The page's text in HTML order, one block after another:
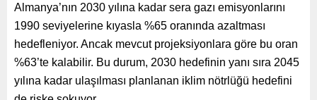
Almanya’nın 2030 yılına kadar sera gazı emisyonlarını
1990 seviyelerine kıyasla %65 oranında azaltması
hedefleniyor. Ancak mevcut projeksiyonlara göre bu oran
%63’te kalabilir. Bu durum, 2030 hedefinin yanı sıra 2045
yılına kadar ulaşılması planlanan iklim nötrlüğü hedefini